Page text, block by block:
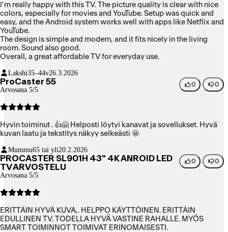
I’m really happy with this TV. The picture quality is clear with nice
colors, especially for movies and YouTube. Setup was quick and
easy, and the Android system works well with apps like Netflix and
YouTube.
The design is simple and modern, and it fits nicely in the living
room. Sound also good.
Overall, a great affordable TV for everyday use.
Lakshi35–44v26.3.2026
ProCaster 55
Arvosana 5/5
0 0
Hyvin toiminut . 👍🤗 Helposti löytyi kanavat ja sovellukset. Hyvä
kuvan laatu ja tekstitys näkyy selkeästi 🤩
Mummu65 tai yli20.2.2026
PROCASTER SL901H 43" 4K ANROID LED
TV ARVOSTELU
Arvosana 5/5
0 0
ERITTÄIN HYVÄ KUVA,. HELPPO KÄYTTÖINEN. ERITTÄIN
EDULLINEN TV. TODELLA HYVÄ VASTINE RAHALLE. MYÖS
SMART TOIMINNOT TOIMIVAT ERINOMAISESTI.